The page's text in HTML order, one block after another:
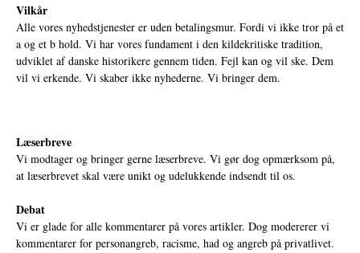
Vilkår
Alle vores nyhedstjenester er uden betalingsmur. Fordi vi ikke tror på et
a og et b hold. Vi har vores fundament i den kildekritiske tradition,
udviklet af danske historikere gennem tiden. Fejl kan og vil ske. Dem
vil vi erkende. Vi skaber ikke nyhederne. Vi bringer dem.
Læserbreve
Vi modtager og bringer gerne læserbreve. Vi gør dog opmærksom på,
at læserbrevet skal være unikt og udelukkende indsendt til os.
Debat
Vi er glade for alle kommentarer på vores artikler. Dog modererer vi
kommentarer for personangreb, racisme, had og angreb på privatlivet.